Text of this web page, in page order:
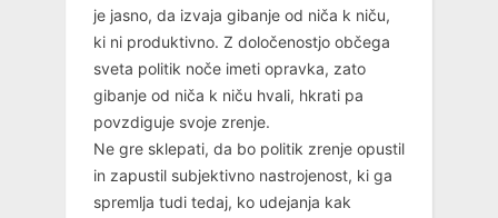
je jasno, da izvaja gibanje od niča k niču,
ki ni produktivno. Z določenostjo občega
sveta politik noče imeti opravka, zato
gibanje od niča k niču hvali, hkrati pa
povzdiguje svoje zrenje.
Ne gre sklepati, da bo politik zrenje opustil
in zapustil subjektivno nastrojenost, ki ga
spremlja tudi tedaj, ko udejanja kak